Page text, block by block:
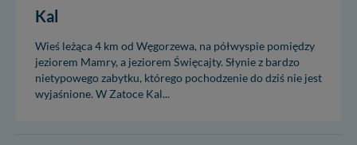
Kal
Wieś leżąca 4 km od Węgorzewa, na półwyspie pomiędzy
jeziorem Mamry, a jeziorem Święcajty. Słynie z bardzo
nietypowego zabytku, którego pochodzenie do dziś nie jest
wyjaśnione. W Zatoce Kal...